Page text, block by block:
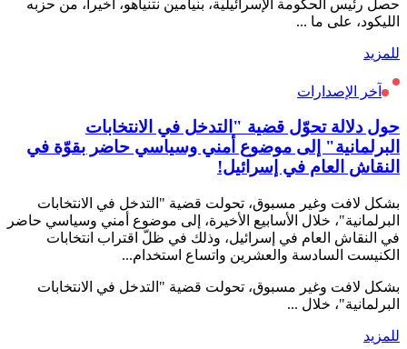
حصل رئيس الحكومة الإسرائيلية، بنيامين نتنياهو، أخيرا، من حزبه
الليكود، على ما ...
للمزيد
آخر الإصدارات
حول دلالة تحوّل قضية "التدخل في الانتخابات
البرلمانية" إلى موضوع أمني وسياسي حاضر بقوّة في
النقاش العام في إسرائيل!
بشكل لافت وغير مسبوق، تحولت قضية "التدخل في الانتخابات
البرلمانية"، خلال الأسابيع الأخيرة، إلى موضوع أمني وسياسي حاضر
في النقاش العام في إسرائيل، وذلك في ظلّ اقتراب انتخابات
الكنيست السادسة والعشرين واتساع استخدام...
بشكل لافت وغير مسبوق، تحولت قضية "التدخل في الانتخابات
البرلمانية"، خلال ...
للمزيد